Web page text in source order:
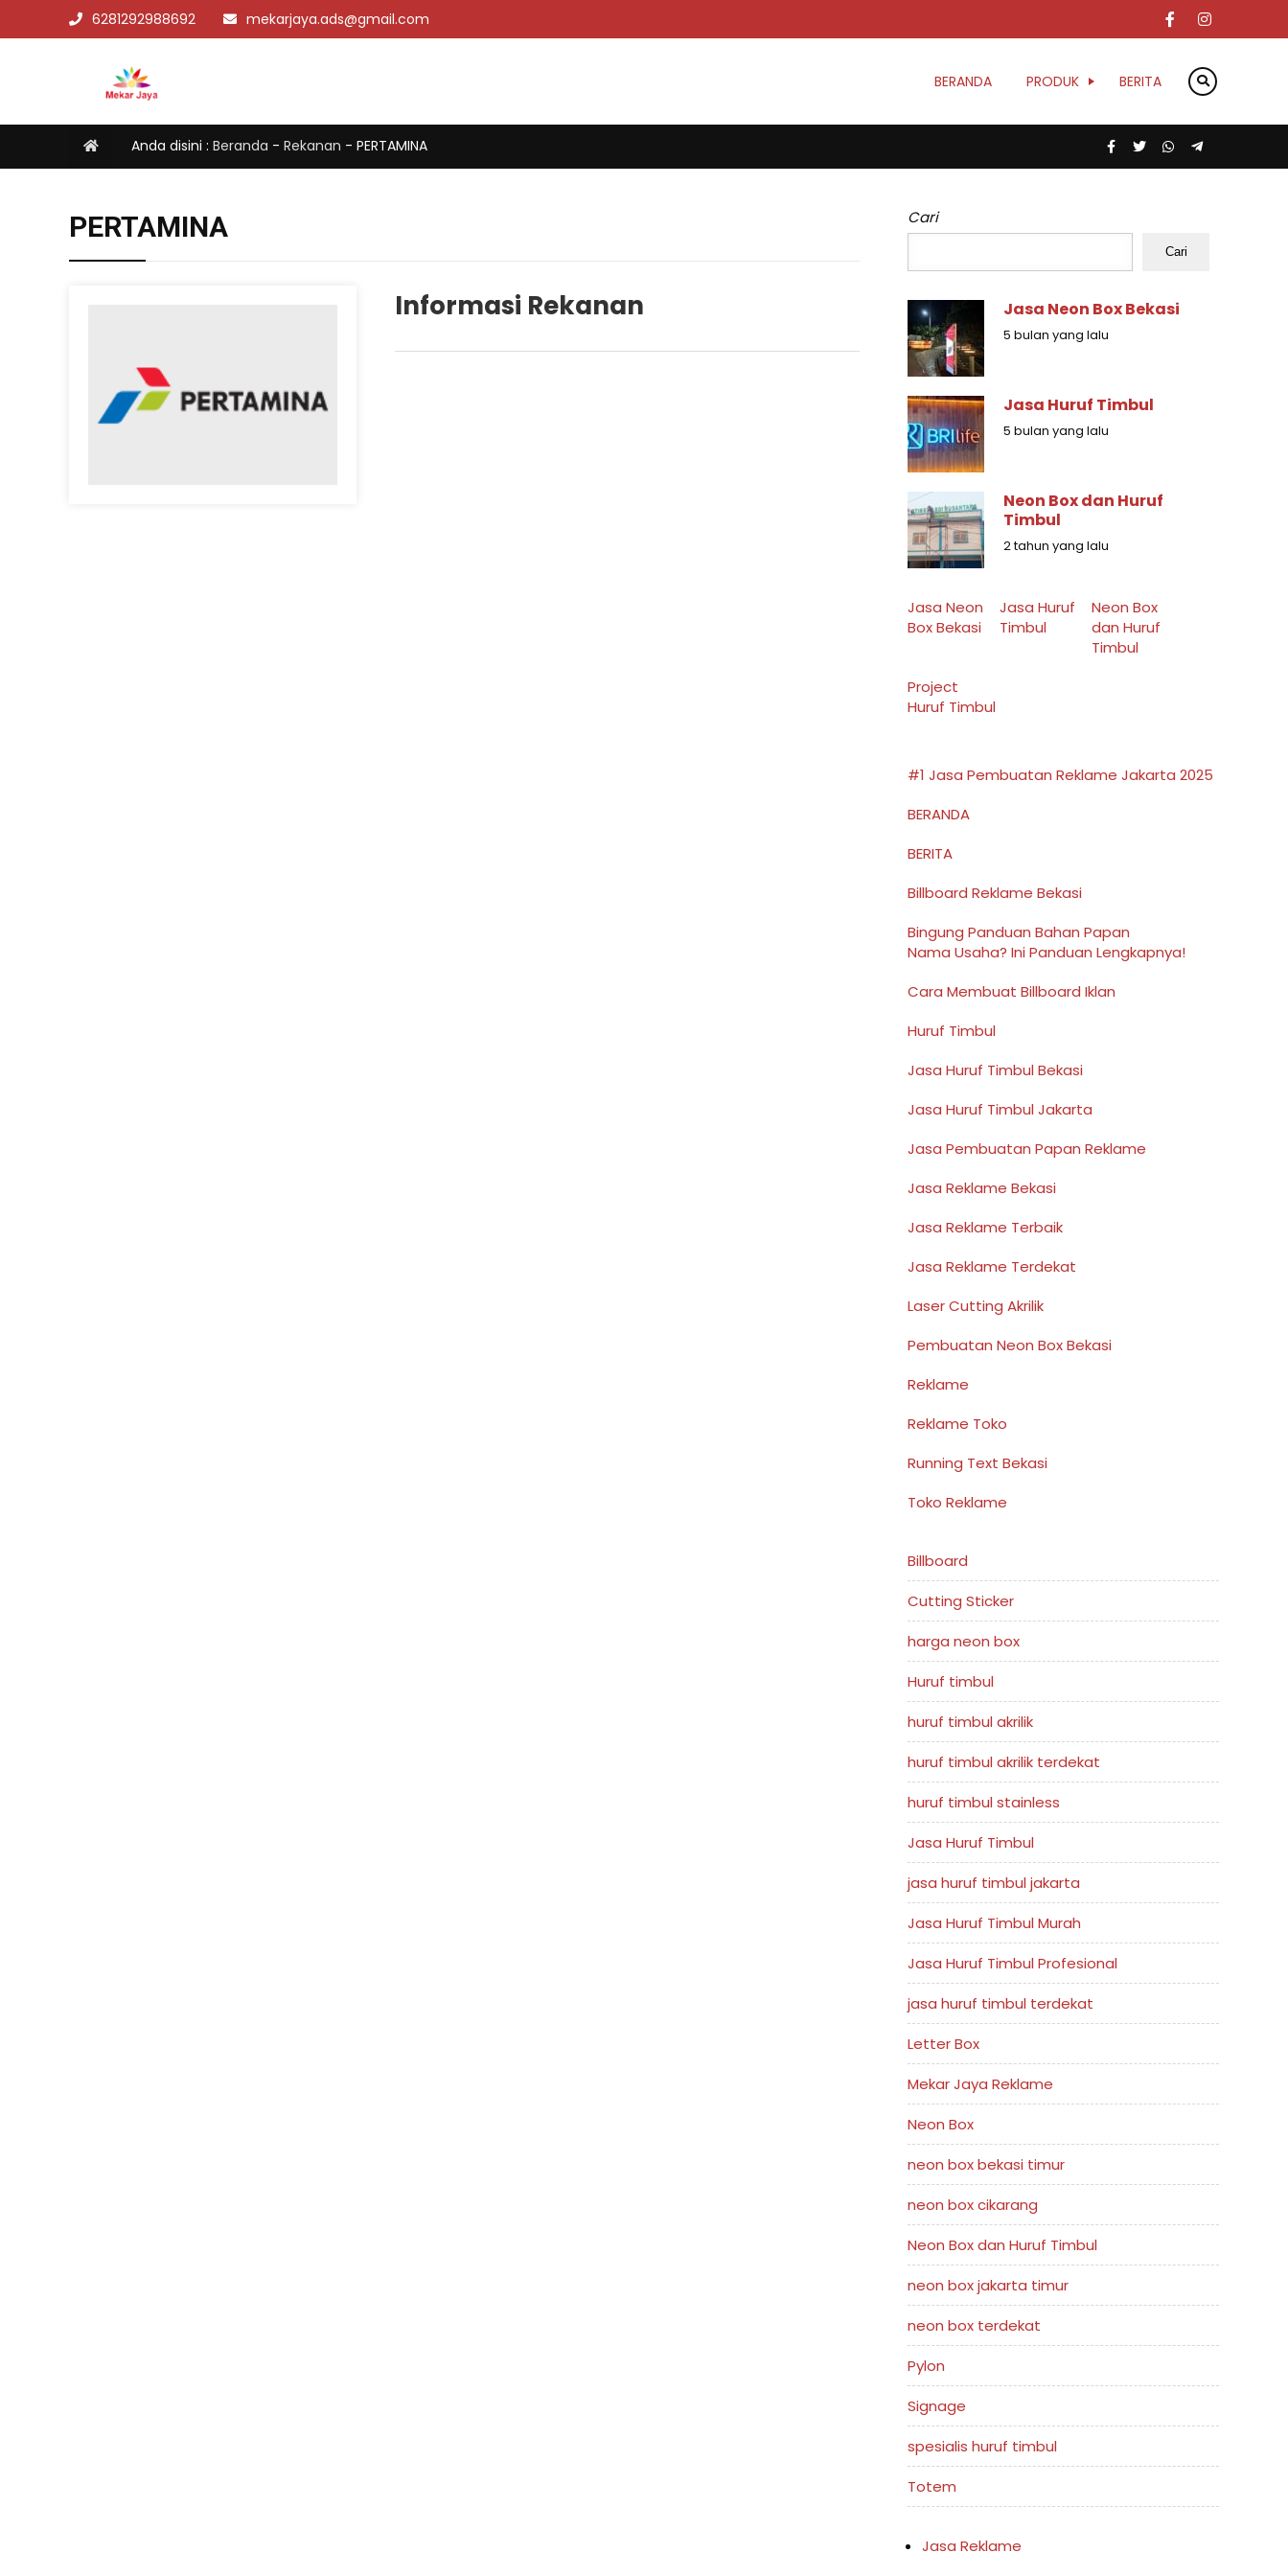
6281292988692 mekarjaya.ads@gmail.com
BERANDA PRODUK BERITA
Anda disini : Beranda - Rekanan - PERTAMINA
PERTAMINA
Informasi Rekanan
Cari
Cari
Jasa Neon Box Bekasi
5 bulan yang lalu
Jasa Huruf Timbul
5 bulan yang lalu
Neon Box dan Huruf
Timbul
2 tahun yang lalu
Jasa Neon
Box Bekasi
Jasa Huruf
Timbul
Neon Box
dan Huruf
Timbul
Project
Huruf Timbul
#1 Jasa Pembuatan Reklame Jakarta 2025
BERANDA
BERITA
Billboard Reklame Bekasi
Bingung Panduan Bahan Papan
Nama Usaha? Ini Panduan Lengkapnya!
Cara Membuat Billboard Iklan
Huruf Timbul
Jasa Huruf Timbul Bekasi
Jasa Huruf Timbul Jakarta
Jasa Pembuatan Papan Reklame
Jasa Reklame Bekasi
Jasa Reklame Terbaik
Jasa Reklame Terdekat
Laser Cutting Akrilik
Pembuatan Neon Box Bekasi
Reklame
Reklame Toko
Running Text Bekasi
Toko Reklame
Billboard
Cutting Sticker
harga neon box
Huruf timbul
huruf timbul akrilik
huruf timbul akrilik terdekat
huruf timbul stainless
Jasa Huruf Timbul
jasa huruf timbul jakarta
Jasa Huruf Timbul Murah
Jasa Huruf Timbul Profesional
jasa huruf timbul terdekat
Letter Box
Mekar Jaya Reklame
Neon Box
neon box bekasi timur
neon box cikarang
Neon Box dan Huruf Timbul
neon box jakarta timur
neon box terdekat
Pylon
Signage
spesialis huruf timbul
Totem
Jasa Reklame